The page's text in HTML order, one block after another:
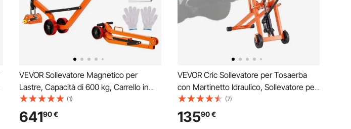
VEVOR Sollevatore Magnetico per
Lastre, Capacità di 600 kg, Carrello in
Acciaio con Sollevamento Magnetico e 2
Ruote, Maniglia Regolabile, Neodimio
N42, Pieghevole per il Sollevamento di
(1)
64190€
VEVOR Cric Sollevatore per Tosaerba
con Martinetto Idraulico, Sollevatore per
Tosaerba Regolabile in Acciaio Carbonio
per Trattori Guida e Tosaerba a Raggio
Sterzata Zero, Capacità 225 kg
(7)
13590€